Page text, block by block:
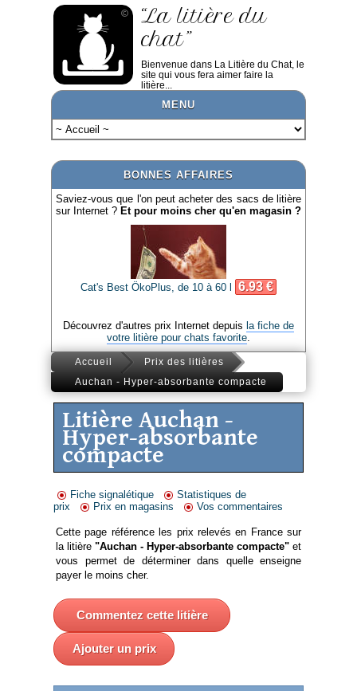
“La litière du
chat”
Bienvenue dans La Litière du Chat, le
site qui vous fera aimer faire la
litière...
MENU
BONNES AFFAIRES
Saviez-vous que l'on peut acheter des sacs de litière
sur Internet ? Et pour moins cher qu'en magasin ?
Cat's Best ÖkoPlus, de 10 à 60 l 6.93 €
Découvrez d'autres prix Internet depuis la fiche de
votre litière pour chats favorite.
Accueil
Prix des litières
Auchan - Hyper-absorbante compacte
Litière Auchan -
Hyper-absorbante
compacte
Fiche signalétique
Statistiques de
prix
Prix en magasins Vos commentaires
Cette page référence les prix relevés en France sur
la litière "Auchan - Hyper-absorbante compacte" et
vous permet de déterminer dans quelle enseigne
payer le moins cher.
Commentez cette litière
Ajouter un prix